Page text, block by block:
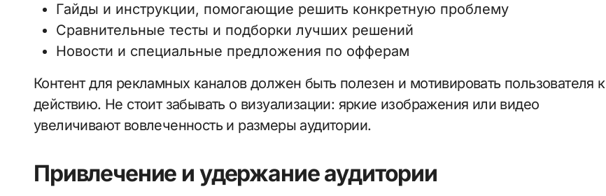
Гайды и инструкции, помогающие решить конкретную проблему
Сравнительные тесты и подборки лучших решений
Новости и специальные предложения по офферам
Контент для рекламных каналов должен быть полезен и мотивировать пользователя к
действию. Не стоит забывать о визуализации: яркие изображения или видео
увеличивают вовлеченность и размеры аудитории.
Привлечение и удержание аудитории